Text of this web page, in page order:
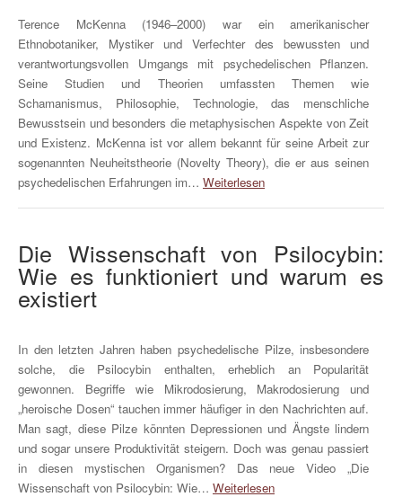
Terence McKenna (1946–2000) war ein amerikanischer
Ethnobotaniker, Mystiker und Verfechter des bewussten und
verantwortungsvollen Umgangs mit psychedelischen Pflanzen.
Seine Studien und Theorien umfassten Themen wie
Schamanismus, Philosophie, Technologie, das menschliche
Bewusstsein und besonders die metaphysischen Aspekte von Zeit
und Existenz. McKenna ist vor allem bekannt für seine Arbeit zur
sogenannten Neuheitstheorie (Novelty Theory), die er aus seinen
psychedelischen Erfahrungen im… Weiterlesen
Die Wissenschaft von Psilocybin:
Wie es funktioniert und warum es
existiert
In den letzten Jahren haben psychedelische Pilze, insbesondere
solche, die Psilocybin enthalten, erheblich an Popularität
gewonnen. Begriffe wie Mikrodosierung, Makrodosierung und
„heroische Dosen“ tauchen immer häufiger in den Nachrichten auf.
Man sagt, diese Pilze könnten Depressionen und Ängste lindern
und sogar unsere Produktivität steigern. Doch was genau passiert
in diesen mystischen Organismen? Das neue Video „Die
Wissenschaft von Psilocybin: Wie… Weiterlesen